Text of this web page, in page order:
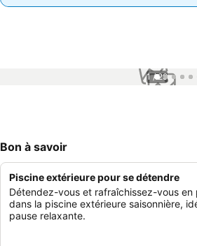
1 / 29
Bon à savoir
Piscine extérieure pour se détendre
Détendez-vous et rafraîchissez-vous
dans la piscine extérieure saisonnière,
pause relaxante.